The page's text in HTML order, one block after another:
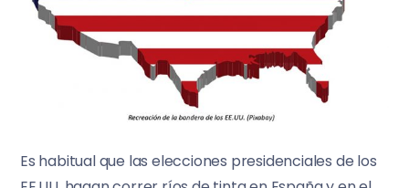
Es habitual que las elecciones presidenciales de los